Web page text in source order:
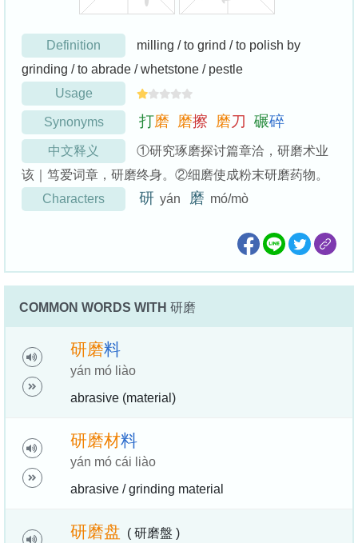
Definition
milling / to grind / to polish by
grinding / to abrade / whetstone / pestle
Usage
Synonyms 打磨 磨擦 磨刀 碾碎
中文释义
①研究琢磨探讨篇章洽，研磨术业
该｜笃爱词章，研磨终身。②细磨使成粉末研磨药物。
Characters
研 yán 磨 mó/mò
COMMON WORDS WITH 研磨
研磨料
yán mó liào
abrasive (material)
研磨材料
yán mó cái liào
abrasive / grinding material
研磨盘 ( 研磨盤 )